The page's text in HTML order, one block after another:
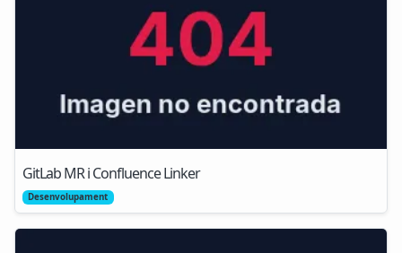
GitLab MR i Confluence Linker
Desenvolupament